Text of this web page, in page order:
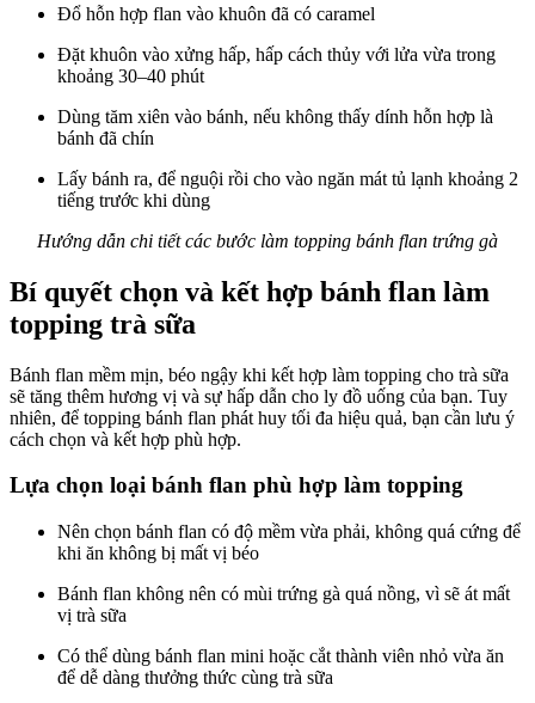
Đổ hỗn hợp flan vào khuôn đã có caramel
Đặt khuôn vào xửng hấp, hấp cách thủy với lửa vừa trong
khoảng 30–40 phút
Dùng tăm xiên vào bánh, nếu không thấy dính hỗn hợp là
bánh đã chín
Lấy bánh ra, để nguội rồi cho vào ngăn mát tủ lạnh khoảng 2
tiếng trước khi dùng
Hướng dẫn chi tiết các bước làm topping bánh flan trứng gà
Bí quyết chọn và kết hợp bánh flan làm
topping trà sữa
Bánh flan mềm mịn, béo ngậy khi kết hợp làm topping cho trà sữa
sẽ tăng thêm hương vị và sự hấp dẫn cho ly đồ uống của bạn. Tuy
nhiên, để topping bánh flan phát huy tối đa hiệu quả, bạn cần lưu ý
cách chọn và kết hợp phù hợp.
Lựa chọn loại bánh flan phù hợp làm topping
Nên chọn bánh flan có độ mềm vừa phải, không quá cứng để
khi ăn không bị mất vị béo
Bánh flan không nên có mùi trứng gà quá nồng, vì sẽ át mất
vị trà sữa
Có thể dùng bánh flan mini hoặc cắt thành viên nhỏ vừa ăn
để dễ dàng thưởng thức cùng trà sữa